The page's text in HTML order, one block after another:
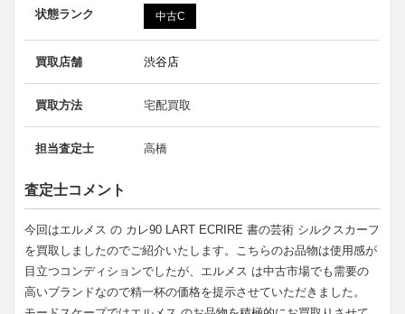
状態ランク 中古C
買取店舗 渋谷店
買取方法 宅配買取
担当査定士 高橋
査定士コメント
今回はエルメス の カレ90 LART ECRIRE 書の芸術 シルクスカーフ
を買取しましたのでご紹介いたします。こちらのお品物は使用感が
目立つコンディションでしたが、エルメス は中古市場でも需要の
高いブランドなので精一杯の価格を提示させていただきました。